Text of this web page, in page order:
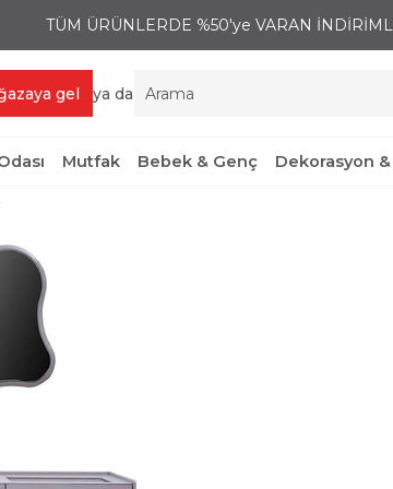
TÜM ÜRÜNLERDE %50'ye VARAN
gel ya da
Mutfak Bebek & Genç Dekorasyon